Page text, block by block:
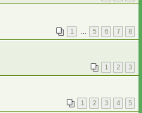
1 … 5 6 7 8
1 2 3
1 2 3 4 5